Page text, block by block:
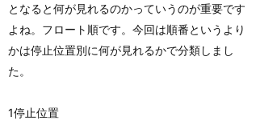
となると何が見れるのかっていうのが重要です
よね。フロート順です。今回は順番というより
かは停止位置別に何が見れるかで分類しまし
た。
1停止位置